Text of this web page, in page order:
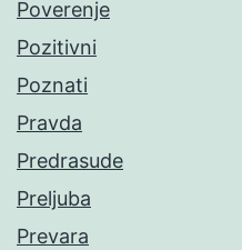
Poverenje
Pozitivni
Poznati
Pravda
Predrasude
Preljuba
Prevara